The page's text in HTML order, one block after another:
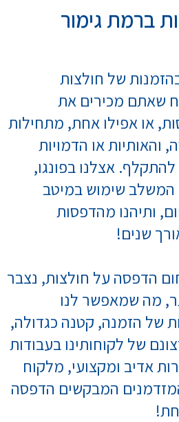
ברמת גימור
של חולצות
שאתם מכירים את
או אפילו אחת, מתחילות
והאותיות או הדמויות
אצלנו בפונגו,
המשלב שימוש במיטב
ותיהנו מהדפסות
שנים!
הדפסה על חולצות, נצבר
מה שמאפשר לנו
של הזמנה, קטנה כגדולה,
של לקוחותינו בעבודות
אדיב ומקצועי, מלקוח
המבקשים הדפסה